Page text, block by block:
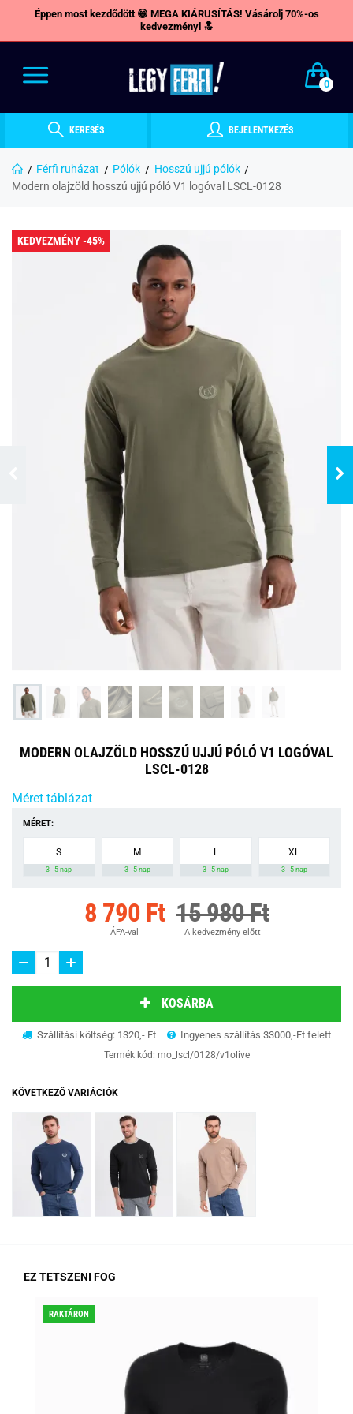
Éppen most kezdődött 😁 MEGA KIÁRUSÍTÁS! Vásárolj 70%-os
kedvezményl 🔝
0
KERESÉS BEJELENTKEZÉS
Férfi ruházat Pólók
Hosszú ujjú pólók
Modern olajzöld hosszú ujjú póló V1 logóval LSCL-0128
KEDVEZMÉNY -45%
MODERN OLAJZÖLD HOSSZÚ UJJÚ PÓLÓ V1 LOGÓVAL
LSCL-0128
Méret táblázat
MÉRET:
S
3 - 5 nap
M
3 - 5 nap
L
3 - 5 nap
XL
3 - 5 nap
8 790 Ft
ÁFA-val
15 980 Ft
A kedvezmény előtt
KOSÁRBA
Szállítási költség: 1320,- Ft Ingyenes szállítás 33000,-Ft felett
Termék kód: mo_lscl/0128/v1olive
KÖVETKEZŐ VARIÁCIÓK
EZ TETSZENI FOG
RAKTÁRON